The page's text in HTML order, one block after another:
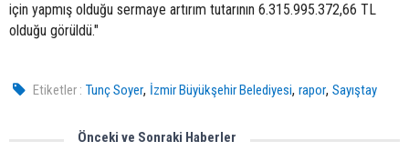
için yapmış olduğu sermaye artırım tutarının 6.315.995.372,66 TL
olduğu görüldü."
Etiketler : Tunç Soyer, İzmir Büyükşehir Belediyesi,rapor,Sayıştay
Önceki ve Sonraki Haberler